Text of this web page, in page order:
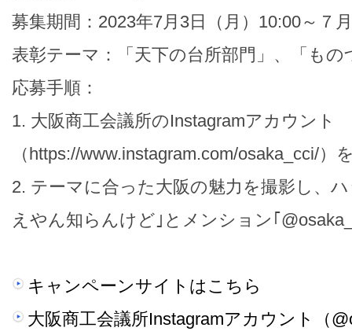
募集期間：2023年7月3日（月）10:00～７
表彰テーマ：「天下の台所部門」、「も
応募手順：
1. 大阪商工会議所のInstagramアカウント
（https://www.instagram.com/osaka_cci/）
2. テーマに合った大阪の魅力を撮影し、
えやん知らんけど｣とメンション｢
キャンペーンサイトはこちら
大阪商工会議所Instagramアカウント（